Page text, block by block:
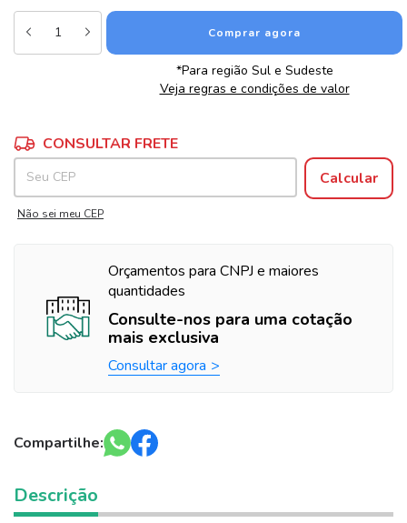
*Para região Sul e Sudeste
Veja regras e condições de valor
Entregas para o CEP:
CONSULTAR FRETE
Calcular
Não sei meu CEP
Orçamentos para CNPJ e maiores
quantidades
Consulte-nos para uma cotação
mais exclusiva
Consultar agora
Compartilhe:
Descrição